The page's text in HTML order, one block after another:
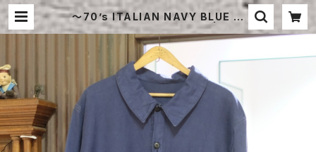
〜70’s ITALIAN NAVY BLUE LI
GHT MOLESKIN SMOCK | STR
AYSHEEP ONLINE